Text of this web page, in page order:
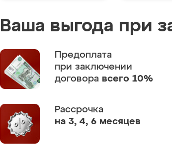
Ваша выгода при
Предоплата
при заключении
договора всего 10%
Рассрочка
на 3, 4, 6 месяцев